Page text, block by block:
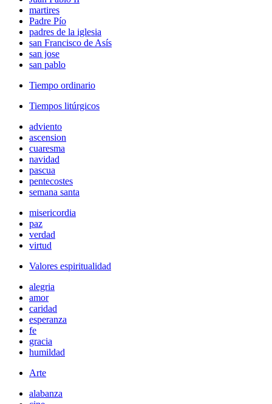
martires
Padre Pío
padres de la iglesia
san Francisco de Asís
san jose
san pablo
Tiempo ordinario
Tiempos litúrgicos
adviento
ascension
cuaresma
navidad
pascua
pentecostes
semana santa
misericordia
paz
verdad
virtud
Valores espiritualidad
alegria
amor
caridad
esperanza
fe
gracia
humildad
Arte
alabanza